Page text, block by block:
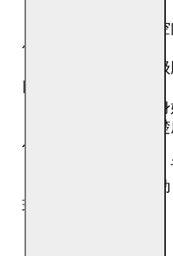
佳。
• 焚烧前请填妥可自
作、人缘或转机。
• 连续使用一段时间
现。